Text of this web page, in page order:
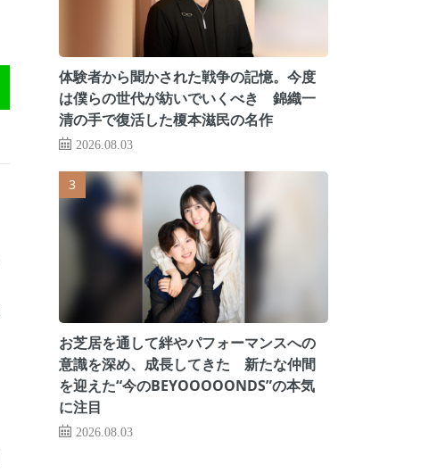
体験者から聞かされた戦争の記憶。今度
は僕らの世代が紡いでいくべき 錦織一
清の手で復活した榎本滋民の名作
2026.08.03
お芝居を通して絆やパフォーマンスへの
意識を深め、成長してきた 新たな仲間
を迎えた“今のBEYOOOOONDS”の本気
に注目
2026.08.03